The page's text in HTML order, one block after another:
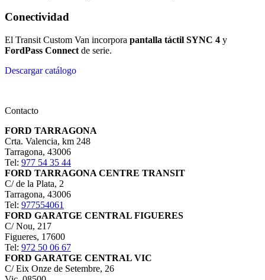
Conectividad
El Transit Custom Van incorpora pantalla táctil SYNC 4 y
FordPass Connect de serie.
Descargar catálogo
Contacto
FORD TARRAGONA
Crta. Valencia, km 248
Tarragona, 43006
Tel: 977 54 35 44
FORD TARRAGONA CENTRE TRANSIT
C/ de la Plata, 2
Tarragona, 43006
Tel: 977554061
FORD GARATGE CENTRAL FIGUERES
C/ Nou, 217
Figueres, 17600
Tel: 972 50 06 67
FORD GARATGE CENTRAL VIC
C/ Eix Onze de Setembre, 26